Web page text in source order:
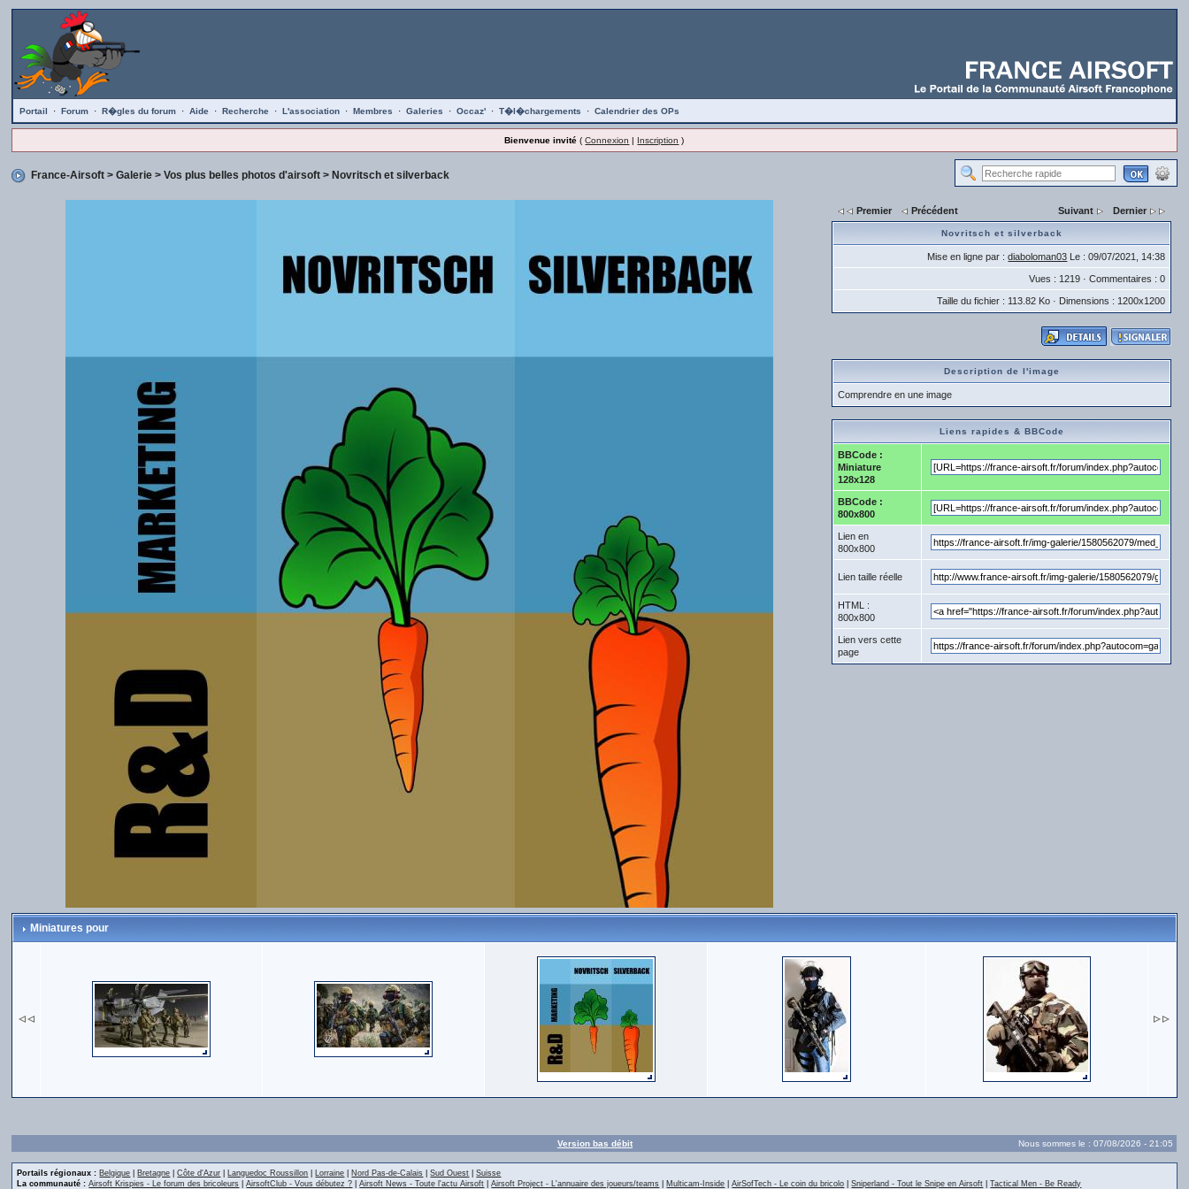
Portail · Forum · R�gles du forum · Aide · Recherche · L'association · Membres · Galeries · Occaz' · T�l�chargements · Calendrier des OPs
Bienvenue invité (Connexion | Inscription )
France-Airsoft >Galerie >Vos plus belles photos d'airsoft > Novritsch et silverback
Premier Précédent Suivant Dernier
Novritsch et silverback
Mise en ligne par :diaboloman03 Le : 09/07/2021, 14:38
Vues : 1219 · Commentaires : 0
Taille du fichier : 113.82 Ko · Dimensions : 1200x1200
Description de l'image
Comprendre en une image
Liens rapides & BBCode
BBCode :
Miniature
128x128
BBCode :
800x800
Lien en
800x800
Lien taille réelle
HTML :
800x800
Lien vers cette
page
Miniatures pour
Version bas débit Nous sommes le : 07/08/2026 - 21:05
Portails régionaux : Belgique Bretagne |Côte d'Azur Languedoc Roussillon Lorraine Nord Pas-de-Calais |Sud Ouest |Suisse
La communauté : Airsoft Krispies - Le forum des bricoleurs |AirsoftClub - Vous débutez ? |Airsoft News - Toute l'actu Airsoft |Airsoft Project - L'annuaire des joueurs/teams Multicam-Inside |AirSofTech - Le coin du bricolo |Sniperland - Tout le Snipe en Airsoft |Tactical Men - Be Ready